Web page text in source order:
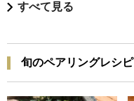
すべて見る
旬のペアリングレシピ